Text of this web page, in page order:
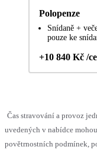
Polopenze
Snídaně +
pouze ke
+10 840 Kč /
Čas stravování a provoz
uvedených v nabídce
povětrnostních podmínek,